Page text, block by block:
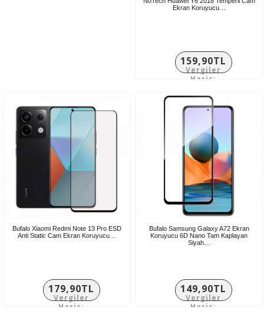
Ekran Koruyucu…
159,90TL
Vergiler
Hariç:
Bufalo Xiaomi Redmi Note 13 Pro ESD
Anti Static Cam Ekran Koruyucu…
179,90TL
Vergiler
Hariç:
Bufalo Samsung Galaxy A72 Ekran
Koruyucu 6D Nano Tam Kaplayan
Siyah…
149,90TL
Vergiler
Hariç: